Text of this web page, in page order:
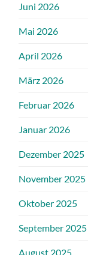
Juni 2026
Mai 2026
April 2026
März 2026
Februar 2026
Januar 2026
Dezember 2025
November 2025
Oktober 2025
September 2025
August 2025